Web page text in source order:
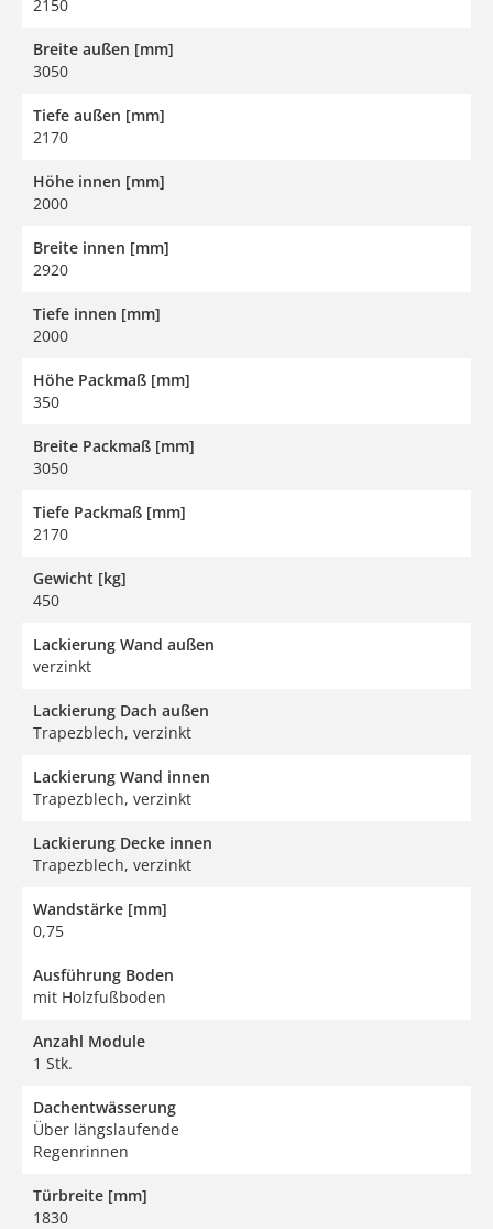
2150
Breite außen [mm]
3050
Tiefe außen [mm]
2170
Höhe innen [mm]
2000
Breite innen [mm]
2920
Tiefe innen [mm]
2000
Höhe Packmaß [mm]
350
Breite Packmaß [mm]
3050
Tiefe Packmaß [mm]
2170
Gewicht [kg]
450
Lackierung Wand außen
verzinkt
Lackierung Dach außen
Trapezblech, verzinkt
Lackierung Wand innen
Trapezblech, verzinkt
Lackierung Decke innen
Trapezblech, verzinkt
Wandstärke [mm]
0,75
Ausführung Boden
mit Holzfußboden
Anzahl Module
1 Stk.
Dachentwässerung
Über längslaufende
Regenrinnen
Türbreite [mm]
1830